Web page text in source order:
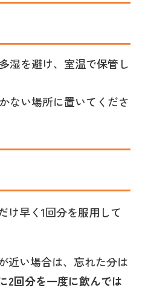
湿を避け、室温で保管し
ない場所に置いてくださ
け早く1回分を服用して
近い場合は、忘れた分は
2回分を一度に飲んでは